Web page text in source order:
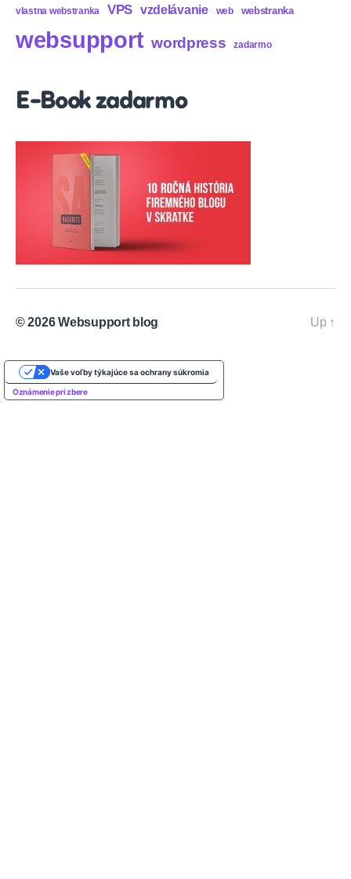
vlastna webstranka VPS vzdelávanie web webstranka
websupport wordpress zadarmo
E-Book zadarmo
© 2026Websupport blog Up ↑
Oznámenie pri zbere
Vaše voľby týkajúce sa ochrany súkromia